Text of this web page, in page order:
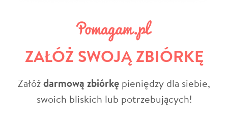
ZAŁÓŻ SWOJĄ ZBIÓRKĘ
Załóżdarmową zbiórkę pieniędzy dla siebie,
swoich bliskich lub potrzebujących!